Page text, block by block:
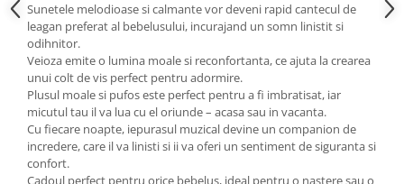
Sunetele melodioase si calmante vor deveni rapid cantecul de
leagan preferat al bebelusului, incurajand un somn linistit si
odihnitor.
Veioza emite o lumina moale si reconfortanta, ce ajuta la crearea
unui colt de vis perfect pentru adormire.
Plusul moale si pufos este perfect pentru a fi imbratisat, iar
micutul tau il va lua cu el oriunde – acasa sau in vacanta.
Cu fiecare noapte, iepurasul muzical devine un companion de
incredere, care il va linisti si ii va oferi un sentiment de siguranta si
confort.
Cadoul perfect pentru orice bebelus, ideal pentru o nastere sau o